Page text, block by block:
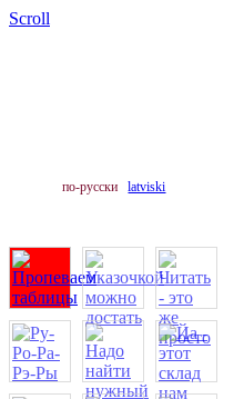
Scroll
по-русски latviski